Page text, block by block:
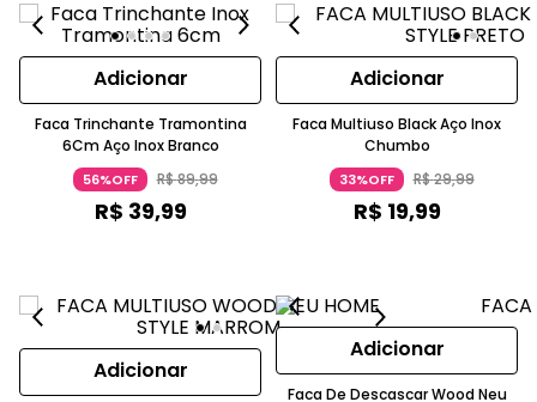
Adicionar
Faca Trinchante Tramontina
6Cm Aço Inox Branco
56%OFF R$89,99
R$ 39,99
Adicionar
Faca Multiuso Black Aço Inox
Chumbo
33%OFF R$29,99
R$ 19,99
Adicionar
Adicionar
Faca De Descascar Wood Neu